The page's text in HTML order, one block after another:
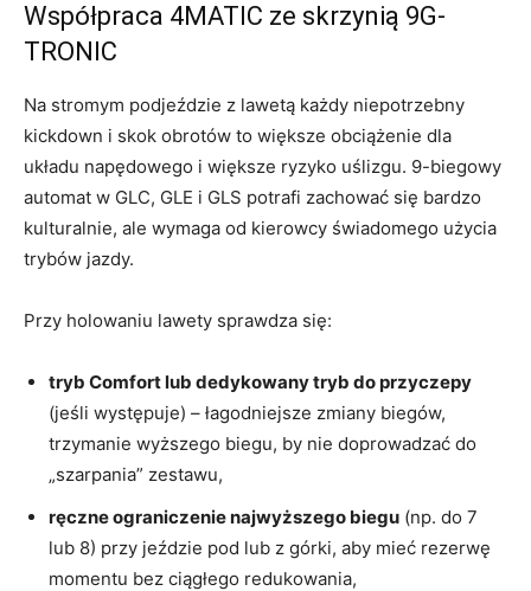
Współpraca 4MATIC ze skrzynią 9G-
TRONIC
Na stromym podjeździe z lawetą każdy niepotrzebny
kickdown i skok obrotów to większe obciążenie dla
układu napędowego i większe ryzyko uślizgu. 9-biegowy
automat w GLC, GLE i GLS potrafi zachować się bardzo
kulturalnie, ale wymaga od kierowcy świadomego użycia
trybów jazdy.
Przy holowaniu lawety sprawdza się:
tryb Comfort lub dedykowany tryb do przyczepy
(jeśli występuje) – łagodniejsze zmiany biegów,
trzymanie wyższego biegu, by nie doprowadzać do
„szarpania” zestawu,
ręczne ograniczenie najwyższego biegu (np. do 7
lub 8) przy jeździe pod lub z górki, aby mieć rezerwę
momentu bez ciągłego redukowania,